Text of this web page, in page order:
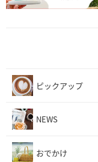
ピックアップ
NEWS
おでかけ